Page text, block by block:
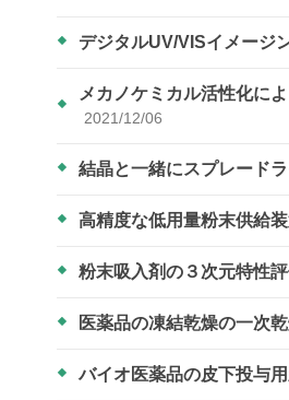
デジタルUV/VISイメージ
メカノケミカル活性化に
2021/12/06
結晶と一緒にスプレード
高精度な低用量粉末供給
粉末吸入剤の３次元特性
医薬品の凍結乾燥の一次
バイオ医薬品の皮下投与